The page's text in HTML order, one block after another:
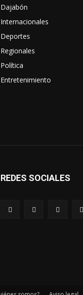
Dajabón
Internacionales
Deportes
Regionales
Política
Entretenimiento
REDES SOCIALES